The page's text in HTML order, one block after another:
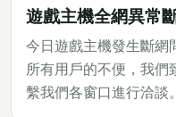
遊戲主機全網異常
今日遊戲主機發生斷網
所有用戶的不便，我們
繫我們各窗口進行洽談。